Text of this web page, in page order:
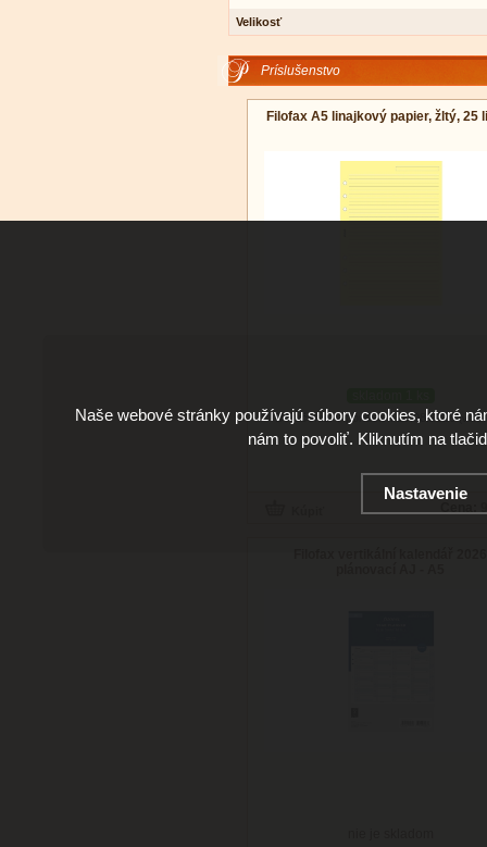
Velikosť
Príslušenstvo
Filofax A5 linajkový papier, žltý, 25
Doručenie: v pondelok 10.08.2026(viac
Naše webové stránky používajú súbory cookies, ktoré
nám to povoliť. Kliknutím na
Nastavenie